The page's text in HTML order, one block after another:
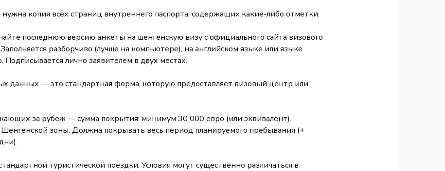
копия всех страниц внутреннего паспорта, содержащих какие-либо отметки.
последнюю версию анкеты на шенгенскую визу с официального сайта визового
разборчиво (лучше на компьютере), на английском языке или языке
лично заявителем в двух местах.
данных — это стандартная форма, которую предоставляет визовый центр или
за рубеж — сумма покрытия: минимум 30 000 евро (или эквивалент).
зоны. Должна покрывать весь период планируемого пребывания (+
туристической поездки. Условия могут существенно различаться в